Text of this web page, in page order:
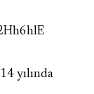
yılında